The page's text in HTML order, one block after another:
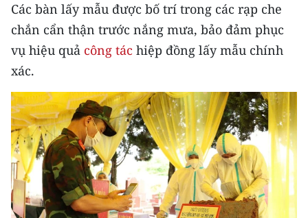
Các bàn lấy mẫu được bố trí trong các rạp che
chắn cẩn thận trước nắng mưa, bảo đảm phục
vụ hiệu quả công tác hiệp đồng lấy mẫu chính
xác.